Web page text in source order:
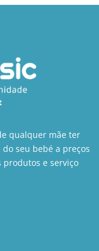
qualquer mãe ter
seu bebé a preços
produtos e serviço